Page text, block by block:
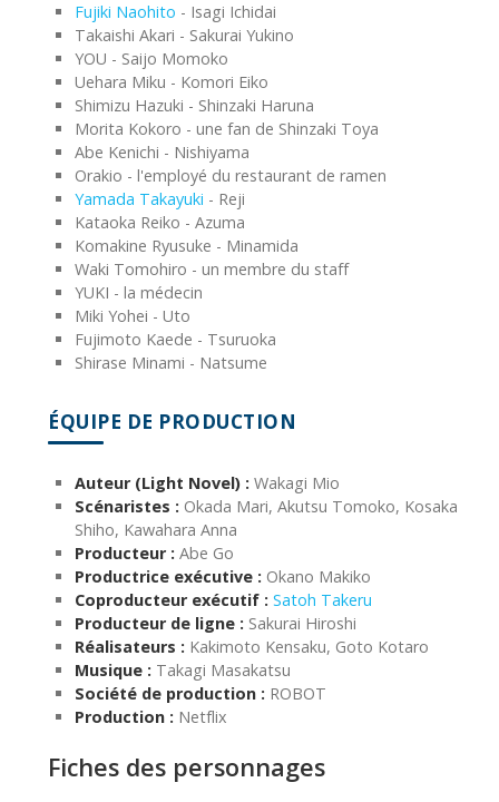
Fujiki Naohito - Isagi Ichidai
Takaishi Akari - Sakurai Yukino
YOU - Saijo Momoko
Uehara Miku - Komori Eiko
Shimizu Hazuki - Shinzaki Haruna
Morita Kokoro - une fan de Shinzaki Toya
Abe Kenichi - Nishiyama
Orakio - l'employé du restaurant de ramen
Yamada Takayuki - Reji
Kataoka Reiko - Azuma
Komakine Ryusuke - Minamida
Waki Tomohiro - un membre du staff
YUKI - la médecin
Miki Yohei - Uto
Fujimoto Kaede - Tsuruoka
Shirase Minami - Natsume
ÉQUIPE DE PRODUCTION
Auteur (Light Novel) : Wakagi Mio
Scénaristes : Okada Mari, Akutsu Tomoko, Kosaka
Shiho, Kawahara Anna
Producteur : Abe Go
Productrice exécutive : Okano Makiko
Coproducteur exécutif : Satoh Takeru
Producteur de ligne : Sakurai Hiroshi
Réalisateurs : Kakimoto Kensaku, Goto Kotaro
Musique : Takagi Masakatsu
Société de production : ROBOT
Production : Netflix
Fiches des personnages